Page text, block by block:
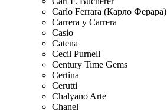
Carlo Ferrara (Карло Ферара)
Carrera y Carrera
Casio
Catena
Cecil Purnell
Century Time Gems
Certina
Cerutti
Chalyano Arte
Chanel